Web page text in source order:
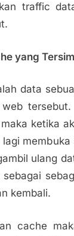
traffic
yang
data
web
ketika
ulang
kembali.
cache